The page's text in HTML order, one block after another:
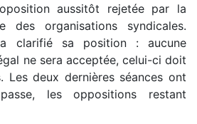
aussitôt rejetée par la
des organisations syndicales.
clarifié sa position : aucune
ne sera acceptée, celui-ci doit
Les deux dernières séances ont
les oppositions restant